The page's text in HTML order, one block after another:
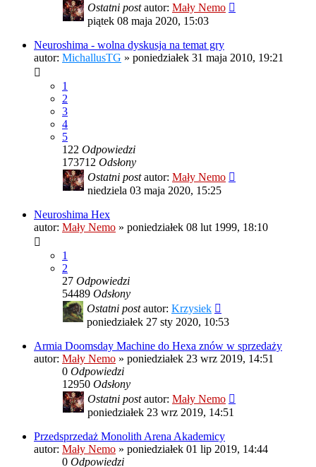
Ostatni postautor: Mały Nemo
piątek 08 maja 2020, 15:03
Neuroshima - wolna dyskusja na temat gry
autor: MichallusTG » poniedziałek 31 maja 2010, 19:21
1
2
3
4
5
122 Odpowiedzi
173712 Odsłony
Ostatni postautor: Mały Nemo
niedziela 03 maja 2020, 15:25
Neuroshima Hex
autor: Mały Nemo » poniedziałek 08 lut 1999, 18:10
1
2
27 Odpowiedzi
54489 Odsłony
Ostatni postautor: Krzysiek
poniedziałek 27 sty 2020, 10:53
Armia Doomsday Machine do Hexa znów w sprzedaży
autor: Mały Nemo » poniedziałek 23 wrz 2019, 14:51
0 Odpowiedzi
12950 Odsłony
Ostatni postautor: Mały Nemo
poniedziałek 23 wrz 2019, 14:51
Przedsprzedaż Monolith Arena Akademicy
autor: Mały Nemo » poniedziałek 01 lip 2019, 14:44
0 Odpowiedzi